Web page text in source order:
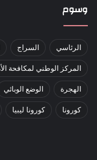
وسوم
الرئاسي السراج
المركز الوطني لمكافحة
الهجرة الوضع الوبائي
كورونا كورونا ليبيا